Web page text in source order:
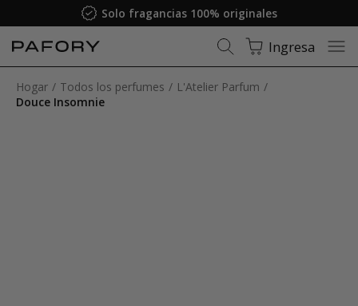
Solo fragancias 100% originales
Ingresa
Hogar Todos los perfumes
L'Atelier Parfum
Douce Insomnie